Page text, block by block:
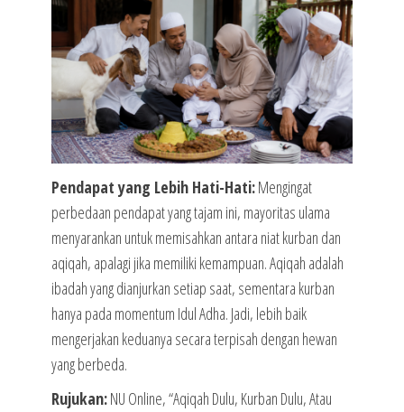
Pendapat yang Lebih Hati-Hati:Mengingat
perbedaan pendapat yang tajam ini, mayoritas ulama
menyarankan untuk memisahkan antara niat kurban dan
aqiqah, apalagi jika memiliki kemampuan. Aqiqah adalah
ibadah yang dianjurkan setiap saat, sementara kurban
hanya pada momentum Idul Adha. Jadi, lebih baik
mengerjakan keduanya secara terpisah dengan hewan
yang berbeda.
Rujukan:NU Online, “Aqiqah Dulu, Kurban Dulu, Atau